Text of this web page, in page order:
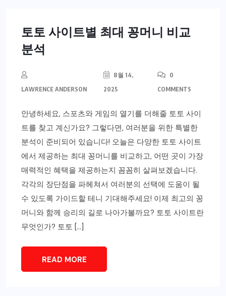
토토 사이트별 최대 꽁머니 비교
분석
LAWRENCE ANDERSON
8월 14,
2025
0
COMMENTS
안녕하세요, 스포츠와 게임의 열기를 더해줄 토토 사이
트를 찾고 계신가요? 그렇다면, 여러분을 위한 특별한
분석이 준비되어 있습니다! 오늘은 다양한 토토 사이트
에서 제공하는 최대 꽁머니를 비교하고, 어떤 곳이 가장
매력적인 혜택을 제공하는지 꼼꼼히 살펴보겠습니다.
각각의 장단점을 파헤쳐서 여러분의 선택에 도움이 될
수 있도록 가이드할 테니 기대해주세요! 이제 최고의 꽁
머니와 함께 승리의 길로 나아가볼까요? 토토 사이트란
무엇인가? 토토 […]
READ MORE